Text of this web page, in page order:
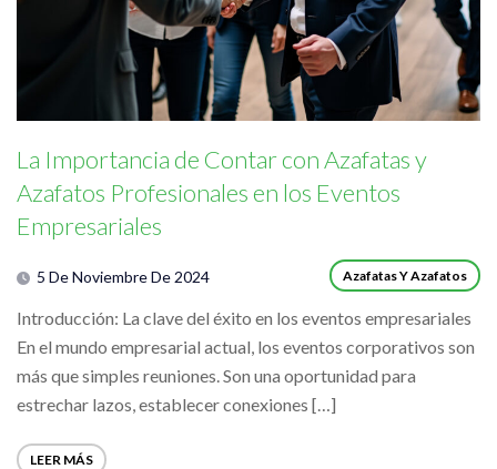
La Importancia de Contar con Azafatas y
Azafatos Profesionales en los Eventos
Empresariales
Azafatas Y Azafatos
5 De Noviembre De 2024
Introducción: La clave del éxito en los eventos empresariales
En el mundo empresarial actual, los eventos corporativos son
más que simples reuniones. Son una oportunidad para
estrechar lazos, establecer conexiones […]
LEER MÁS